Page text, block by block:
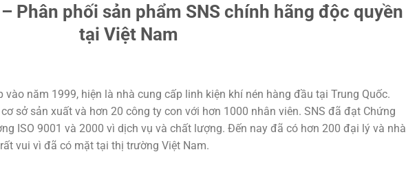
Phân phối sản phẩm SNS chính hãng độc quyền
tại Việt Nam
vào năm 1999, hiện là nhà cung cấp linh kiện khí nén hàng đầu tại Trung Quốc.
sở sản xuất và hơn 20 công ty con với hơn 1000 nhân viên. SNS đã đạt Chứng
ISO 9001 và 2000 vì dịch vụ và chất lượng. Đến nay đã có hơn 200 đại lý và nhà
vui vì đã có mặt tại thị trường Việt Nam.